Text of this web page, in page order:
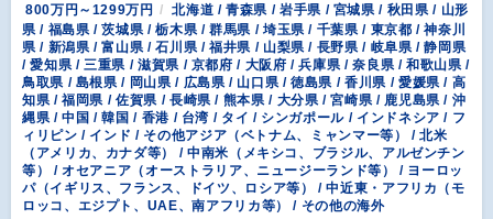
800万円～1299万円
北海道 / 青森県 / 岩手県 / 宮城県 / 秋田県 / 山形
県 / 福島県 / 茨城県 / 栃木県 / 群馬県 / 埼玉県 / 千葉県 / 東京都 / 神奈川
県 / 新潟県 / 富山県 / 石川県 / 福井県 / 山梨県 / 長野県 / 岐阜県 / 静岡県
/ 愛知県 / 三重県 / 滋賀県 / 京都府 / 大阪府 / 兵庫県 / 奈良県 / 和歌山県 /
鳥取県 / 島根県 / 岡山県 / 広島県 / 山口県 / 徳島県 / 香川県 / 愛媛県 / 高
知県 / 福岡県 / 佐賀県 / 長崎県 / 熊本県 / 大分県 / 宮崎県 / 鹿児島県 / 沖
縄県 / 中国 / 韓国 / 香港 / 台湾 / タイ / シンガポール / インドネシア / フ
ィリピン / インド / その他アジア（ベトナム、ミャンマー等） / 北米
（アメリカ、カナダ等） / 中南米（メキシコ、ブラジル、アルゼンチン
等） / オセアニア（オーストラリア、ニュージーランド等） / ヨーロッ
パ（イギリス、フランス、ドイツ、ロシア等） / 中近東・アフリカ（モ
ロッコ、エジプト、UAE、南アフリカ等） / その他の海外